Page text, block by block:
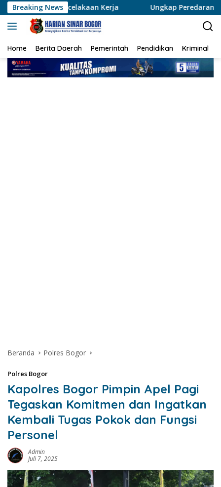
Langsung
ke
konten
Breaking News
Kerja Ungkap Peredaran Sabu 39,84 Gram,
Home Berita Daerah Pemerintah Pendidikan Kriminal
Beranda Polres Bogor
Polres Bogor
Kapolres Bogor Pimpin Apel Pagi
Tegaskan Komitmen dan Ingatkan
Kembali Tugas Pokok dan Fungsi
Personel
Admin
Juli 7, 2025